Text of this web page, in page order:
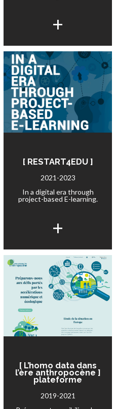
+
[ RESTART4EDU ]
2021-2023
In a digital era through
project-based E-learning.
+
[ L’homo data dans
l’ère anthropocène ]
plateforme
2019-2021